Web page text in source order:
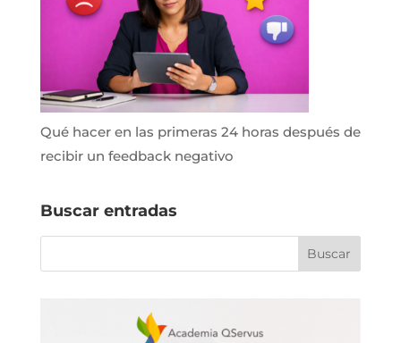
Qué hacer en las primeras 24 horas después de
recibir un feedback negativo
Buscar entradas